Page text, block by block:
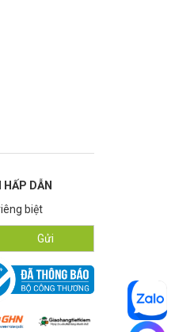
DẪN
biệt
Gửi